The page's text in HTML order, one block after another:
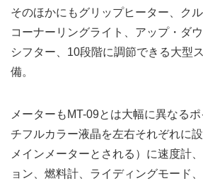
そのほかにもグリップヒーター、ク
コーナーリングライト、アップ・ダ
シフター、10段階に調節できる大型
備。
メーターもMT-09とは大幅に異なる
チフルカラー液晶を左右それぞれに
メインメーターとされる）に速度計
ョン、燃料計、ライディングモード